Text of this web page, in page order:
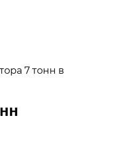
7 тонн в